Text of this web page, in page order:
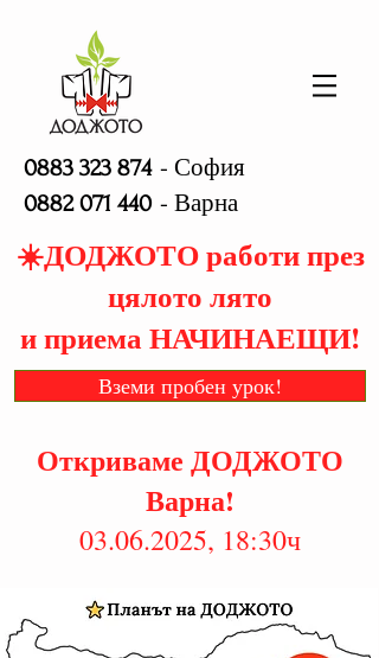
0883 323 874- София
0882 071 440- Варна
☀️ДОДЖОТО работи през
цялото лято
и приема НАЧИНАЕЩИ!
Вземи пробен урок!
Откриваме ДОДЖОТО
Варна!
03.06.2025, 18:30ч